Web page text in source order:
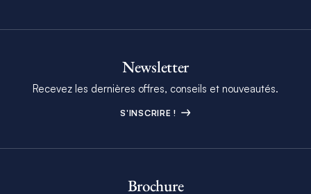
Newsletter
Recevez les dernières offres, conseils et nouveautés.
S'INSCRIRE !
Brochure